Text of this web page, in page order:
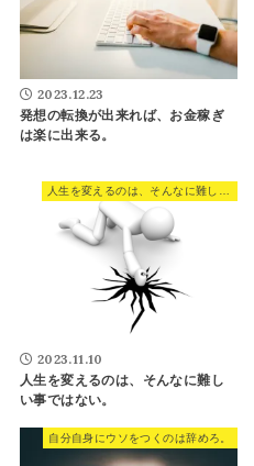
2023.12.23
発想の転換が出来れば、お金稼ぎ
は楽に出来る。
人生を変えるのは、そんなに難しい事ではない。
2023.11.10
人生を変えるのは、そんなに難し
い事ではない。
自分自身にウソをつくのは辞めろ。